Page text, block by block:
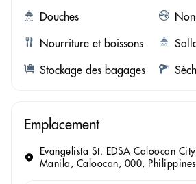
Douches
Nourriture et boissons
Stockage des bagages
Emplacement
Evangelista St. EDSA Caloocan
Manila, Caloocan, 000, Philippines